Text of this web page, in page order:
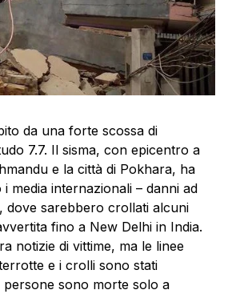
da una forte scossa di
7.7. Il sisma, con epicentro a
e la città di Pokhara, ha
media internazionali – danni ad
dove sarebbero crollati alcuni
fino a New Delhi in India.
notizie di vittime, ma le linee
e i crolli sono stati
persone sono morte solo a